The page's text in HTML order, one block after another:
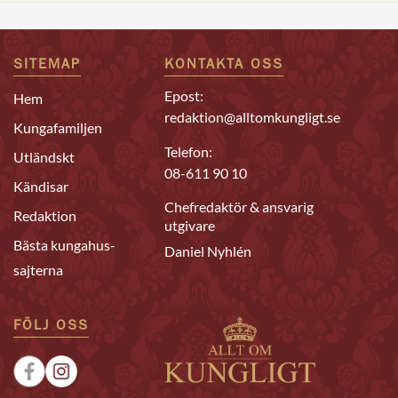
SITEMAP
Hem
Kungafamiljen
Utländskt
Kändisar
Redaktion
Bästa kungahus-
sajterna
KONTAKTA OSS
Epost:
redaktion@alltomkungligt.se
Telefon:
08-611 90 10
Chefredaktör & ansvarig
utgivare
Daniel Nyhlén
FÖLJ OSS